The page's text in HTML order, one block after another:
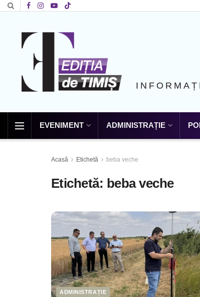
EVENIMENT ADMINISTRAȚIE
Acasă Etichetă beba veche
Etichetă: beba veche
ADMINISTRAȚIE